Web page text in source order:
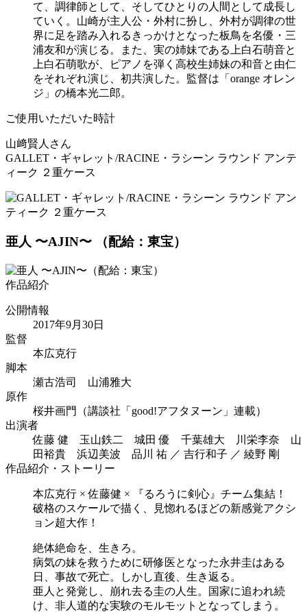
て、調律師として、そしてひとりの人間として成長し
ていく。山崎が主人公・外村に扮し、外村が調律の世
界に足を踏み入れるきっかけとなった板鳥を名優・三
浦友和が演じる。また、実の姉妹である上白石萌音と
上白石萌歌が、ピアノを弾く高校生姉妹の和音と由仁
をそれぞれ演じ、初共演した。監督は「orange オレン
ジ」の橋本光二郎。
ご使用いただいた時計
山﨑賢人さん
GALLET・ギャレット/RACINE・ラシーン ラウンド アンテ
ィーク ２重ケース
亜人 〜AJIN〜 （配給：東宝）
作品紹介
公開情報
2017年9月30日
監督
本広克行
脚本
瀬古浩司 山浦雅大
原作
桜井画門（講談社「good!アフタヌーン」連載）
出演者
佐藤 健 玉山鉄二 城田 優 千葉雄大 川栄李奈 山
田裕貴 浜辺美波 品川 祐 ／ 吉行和子 ／ 綾野 剛
作品紹介・ストーリー
本広克行 × 佐藤健 × 『るろうに剣心』チーム集結！
破格のスケールで描く、見惚れるほどの新感覚アクシ
ョン超大作！
絶体絶命を、生きろ。
病気の妹を救うために研修医となった永井圭はある
日、事故で死亡。しかし直後、生き返る。
亜人と発覚し、崩れ去る圭の人生。国家に追われ続
け、非人道的な実験のモルモットとなってしまう。